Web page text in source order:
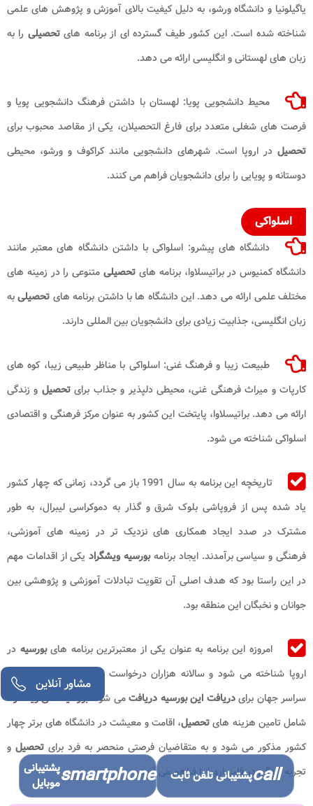
یاگیلونیا و دانشگاه ورشو، به دلیل کیفیت بالای آموزش و پژوهش‌ های علمی
شناخته شده است. این کشور طیف گسترده ‌ای از برنامه‌ هایتحصیلی را به
زبان ‌های لهستانی و انگلیسی ارائه می‌ دهد.
محیط دانشجویی پویا: لهستان با داشتن فرهنگ دانشجویی پویا و
فرصت‌ های شغلی متعدد برای فارغ ‌التحصیلان، یکی از مقاصد محبوب برای
تحصیل در اروپا است. شهرهای دانشجویی مانند کراکوف و ورشو، محیطی
دوستانه و پویایی را برای دانشجویان فراهم می ‌کنند.
اسلواکی
دانشگاه‌ های پیشرو: اسلواکی با داشتن دانشگاه ‌های معتبر مانند
دانشگاه کمنیوس در براتیسلاوا، برنامه ‌های تحصیلیمتنوعی را در زمینه ‌های
مختلف علمی ارائه می ‌دهد. این دانشگاه‌ ها با داشتن برنامه ‌های تحصیلیبه
زبان انگلیسی، جذابیت زیادی برای دانشجویان بین ‌المللی دارند.
طبیعت زیبا و فرهنگ غنی: اسلواکی با مناظر طبیعی زیبا، کوه‌ های
کارپات و میراث فرهنگی غنی، محیطی دلپذیر و جذاب برایتحصیل و زندگی
ارائه می ‌دهد. براتیسلاوا، پایتخت این کشور به عنوان مرکز فرهنگی و اقتصادی
اسلواکی شناخته می‌ شود.
تاریخچه این برنامه به سال 1991 باز می‌ گردد، زمانی که چهار کشور
یاد شده پس از فروپاشی بلوک شرق و گذار به دموکراسی لیبرال، به طور
مشترک در صدد ایجاد همکاری ‌های نزدیک‌ تر در زمینه‌ های آموزشی،
فرهنگی و سیاسی برآمدند. ایجاد برنامهبورسیه ویشگرادیکی از اقدامات مهم
در این راستا بود که هدف اصلی آن تقویت تبادلات آموزشی و پژوهشی بین
جوانان و نخبگان این منطقه بود.
امروزه این برنامه به عنوان یکی از معتبرترین برنامه ‌هایبورسیه در
اروپا شناخته می ‌شود و سالانه هزاران درخواست از دانشجویان و محققان
سراسر جهان برایدریافت این بورسیه دریافتمی ‌شود.بورسیه ‌های ویشگراد
شامل تامین هزینه‌ هایتحصیل، اقامت و معیشت در دانشگاه ‌های برتر چهار
کشور مذکور می ‌شود و به متقاضیان فرصتی منحصر به فرد برای تحصیل و
تجربه زندگی در قلب اروپا را فراهم می ‌آورد.
callپشتیبانی تلفن ثابت smartphoneپشتیبانی
موبایل
مشاور آنلاین